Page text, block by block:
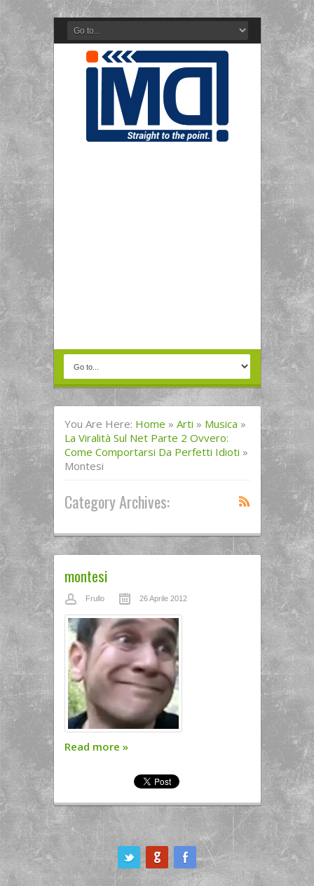
You Are Here: Home » Arti » Musica »
La Viralità Sul Net Parte 2 Ovvero:
Come Comportarsi Da Perfetti Idioti »
Montesi
Category Archives:
montesi
Frullo 26 Aprile 2012
Read more »